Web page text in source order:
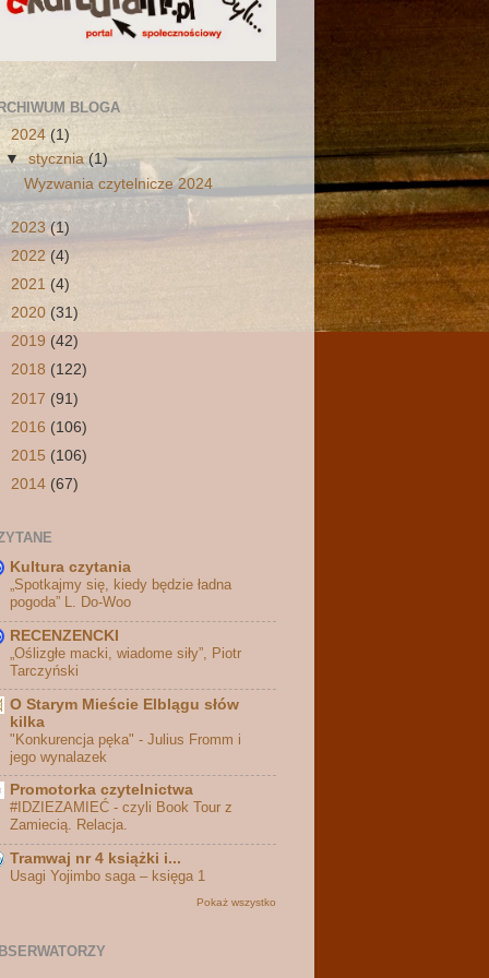
BLOGA
2024 (1)
▼stycznia(1)
Wyzwania czytelnicze 2024
2023(1)
2022 (4)
2021 (4)
2020 (31)
2019 (42)
2018 (122)
2017 (91)
2016 (106)
2015 (106)
2014 (67)
Kultura czytania
„Spotkajmy się, kiedy będzie ładna
pogoda” L. Do-Woo
RECENZENCKI
„Oślizgłe macki, wiadome siły”, Piotr
Tarczyński
O Starym Mieście Elblągu słów
kilka
"Konkurencja pęka" - Julius Fromm i
jego wynalazek
Promotorka czytelnictwa
#IDZIEZAMIEĆ - czyli Book Tour z
Zamiecią. Relacja.
Tramwaj nr 4 książki i...
Usagi Yojimbo saga – księga 1
Pokaż wszystko